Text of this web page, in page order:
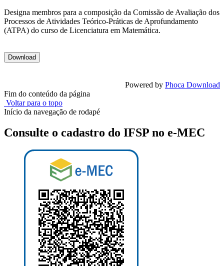
Designa membros para a composição da Comissão de Avaliação dos
Processos de Atividades Teórico-Práticas de Aprofundamento
(ATPA) do curso de Licenciatura em Matemática.
Powered by Phoca Download
Fim do conteúdo da página
Voltar para o topo
Início da navegação de rodapé
Consulte o cadastro do IFSP no e-MEC